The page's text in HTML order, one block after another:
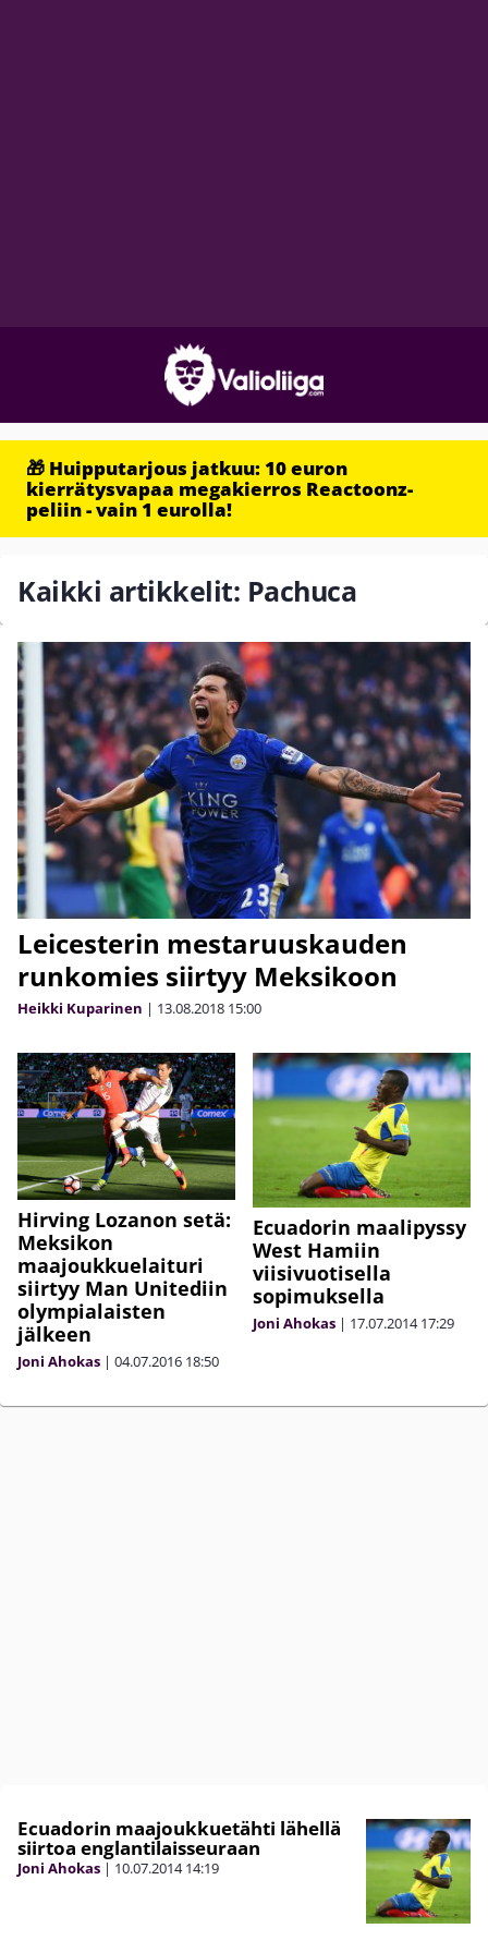
🎁 Huipputarjous jatkuu: 10 euron
kierrätysvapaa megakierros Reactoonz-
peliin - vain 1 eurolla!
Kaikki artikkelit: Pachuca
Leicesterin mestaruuskauden
runkomies siirtyy Meksikoon
Heikki Kuparinen | 13.08.2018 15:00
Hirving Lozanon setä:
Meksikon
maajoukkuelaituri
siirtyy Man Unitediin
olympialaisten
jälkeen
Joni Ahokas | 04.07.2016 18:50
Ecuadorin maalipyssy
West Hamiin
viisivuotisella
sopimuksella
Joni Ahokas | 17.07.2014 17:29
Ecuadorin maajoukkuetähti lähellä
siirtoa englantilaisseuraan
Joni Ahokas | 10.07.2014 14:19